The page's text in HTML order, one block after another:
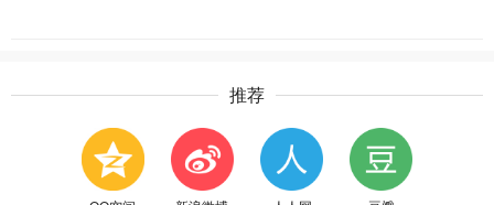
推荐